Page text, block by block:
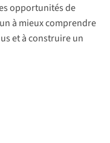
opportunités de
à mieux comprendre
et à construire un